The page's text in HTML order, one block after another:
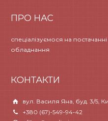
ПРО НАС
спеціалізуємося на
обладнання
КОНТАКТИ
вул. Василя Яна, буд. 3/5,
+380 (67)-549-94-42